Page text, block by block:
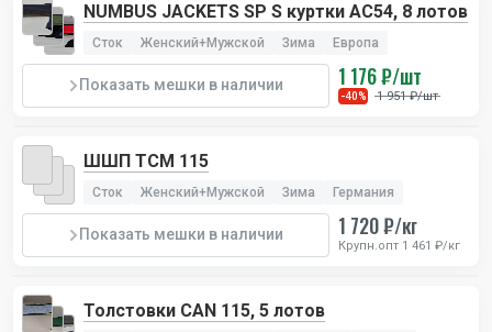
NUMBUS JACKETS SP S куртки AC54, 8 лотов
Сток Женский+Мужской Зима Европа
Показать мешки в наличии 1 176 ₽/шт
-40% 1 951 ₽/шт
ШШП TCM 115
Сток Женский+Мужской Зима Германия
Показать мешки в наличии 1 720 ₽/кг
Крупн.опт 1 461 ₽/кг
Толстовки CAN 115, 5 лотов